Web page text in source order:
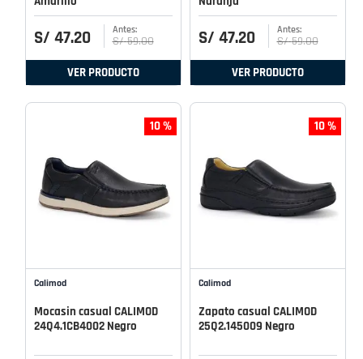
S/ 47.20 S/ 59.00
VER PRODUCTO
S/ 47.20 S/ 59.00
VER PRODUCTO
10 %
Calimod
Mocasin casual CALIMOD
24Q4.1CB4002 Negro
10 %
Calimod
Zapato casual CALIMOD
25Q2.145009 Negro